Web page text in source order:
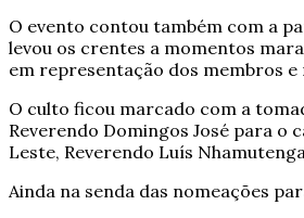
O evento contou também com a
levou os crentes a momentos
em representação dos membros
O culto ficou marcado com a
Reverendo Domingos José para o
Leste, Reverendo Luís
Ainda na senda das nomeações